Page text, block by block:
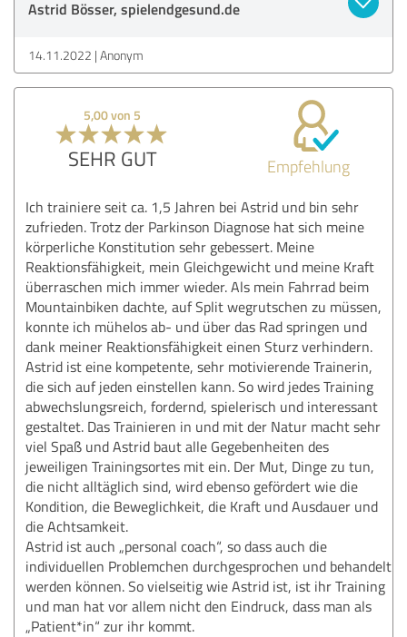
Astrid Bösser, spielendgesund.de
14.11.2022 Anonym
5,00 von 5
SEHR GUT Empfehlung
Ich trainiere seit ca. 1,5 Jahren bei Astrid und bin sehr
zufrieden. Trotz der Parkinson Diagnose hat sich meine
körperliche Konstitution sehr gebessert. Meine
Reaktionsfähigkeit, mein Gleichgewicht und meine Kraft
überraschen mich immer wieder. Als mein Fahrrad beim
Mountainbiken dachte, auf Split wegrutschen zu müssen,
konnte ich mühelos ab- und über das Rad springen und
dank meiner Reaktionsfähigkeit einen Sturz verhindern.
Astrid ist eine kompetente, sehr motivierende Trainerin,
die sich auf jeden einstellen kann. So wird jedes Training
abwechslungsreich, fordernd, spielerisch und interessant
gestaltet. Das Trainieren in und mit der Natur macht sehr
viel Spaß und Astrid baut alle Gegebenheiten des
jeweiligen Trainingsortes mit ein. Der Mut, Dinge zu tun,
die nicht alltäglich sind, wird ebenso gefördert wie die
Kondition, die Beweglichkeit, die Kraft und Ausdauer und
die Achtsamkeit.
Astrid ist auch „personal coach“, so dass auch die
individuellen Problemchen durchgesprochen und behandelt
werden können. So vielseitig wie Astrid ist, ist ihr Training
und man hat vor allem nicht den Eindruck, dass man als
„Patient*in“ zur ihr kommt.